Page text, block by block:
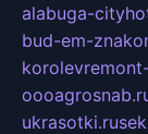
alabuga-
bud-em-
ukrasotki.ru